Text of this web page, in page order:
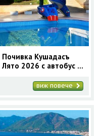
Почивка Кушадасъ
Лято 2026 с автобус -
виж повече